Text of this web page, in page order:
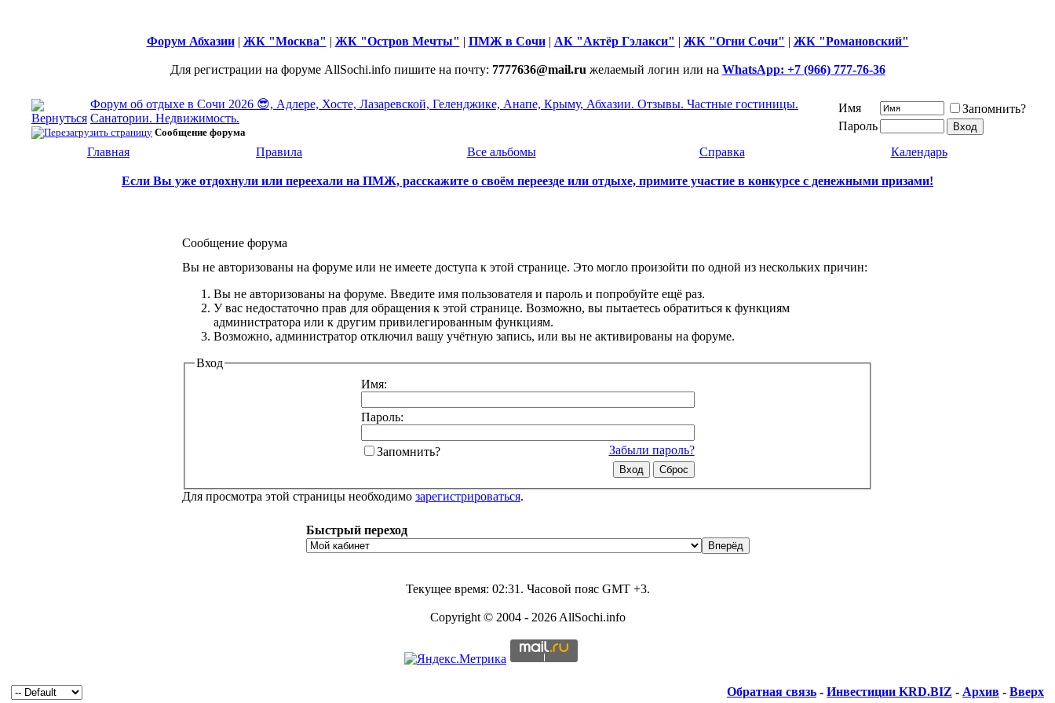
Форум Абхазии| ЖК "Москва" | ЖК "Остров Мечты" | ПМЖ в Сочи| АК "Актёр Гэлакси" | ЖК "Огни Сочи" | ЖК "Романовский"
Для регистрации на форуме AllSochi.info пишите на почту: 7777636@mail.ru желаемый логин или на WhatsApp: +7 (966) 777-76-36
Форум об отдыхе в Сочи 2026 😎, Адлере, Хосте, Лазаревской, Геленджике, Анапе, Крыму, Абхазии. Отзывы. Частные гостиницы.
Санатории. Недвижимость.
Сообщение форума
Имя
Запомнить?
Пароль
Главная
Правила Все альбомы Справка Календарь
Если Вы уже отдохнули или переехали на ПМЖ, расскажите о своём переезде или отдыхе, примите участие в конкурсе с денежными призами!
Сообщение форума
Вы не авторизованы на форуме или не имеете доступа к этой странице. Это могло произойти по одной из нескольких причин:
Вы не авторизованы на форуме. Введите имя пользователя и пароль и попробуйте ещё раз.
У вас недостаточно прав для обращения к этой странице. Возможно, вы пытаетесь обратиться к функциям
администратора или к другим привилегированным функциям.
Возможно, администратор отключил вашу учётную запись, или вы не активированы на форуме.
Вход
Имя:
Пароль:
Забыли пароль?
Запомнить?
Для просмотра этой страницы необходимо зарегистрироваться.
Быстрый переход
Текущее время: 02:31 . Часовой пояс GMT +3.
Copyright © 2004 - 2026 AllSochi.info
Обратная связь - Инвестиции KRD.BIZ - Архив - Вверх